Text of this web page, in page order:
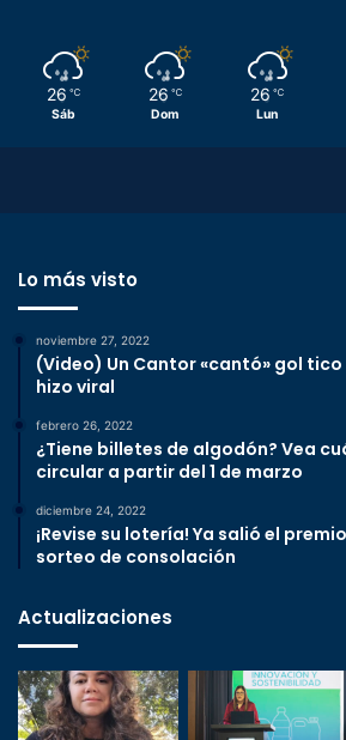
26 ℃
Sáb
26 ℃
Dom
26 ℃
Lun
Lo más visto
noviembre 27, 2022
(Video) Un Cantor «cantó» gol tico
hizo viral
febrero 26, 2022
¿Tiene billetes de algodón? Vea
circular a partir del 1 de marzo
diciembre 24, 2022
¡Revise su lotería! Ya salió el
sorteo de consolación
Actualizaciones